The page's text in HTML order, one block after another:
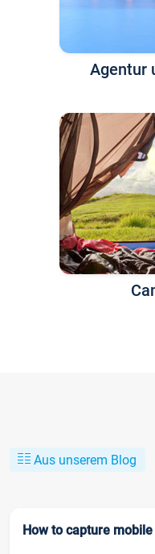
Agentur
Aus unserem Blog
How to capture